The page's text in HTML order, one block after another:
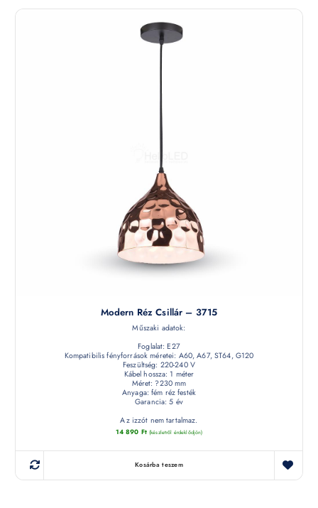
Modern Réz Csillár – 3715
Műszaki adatok:
Foglalat: E27
Kompatibilis fényforrások méretei: A60, A67, ST64, G120
Feszültség: 220-240 V
Kábel hossza: 1 méter
Méret: ?230 mm
Anyaga: fém réz festék
Garancia: 5 év
Az izzót nem tartalmaz.
14 890 Ft (készletről érdeklődjön)
Kosárba teszem